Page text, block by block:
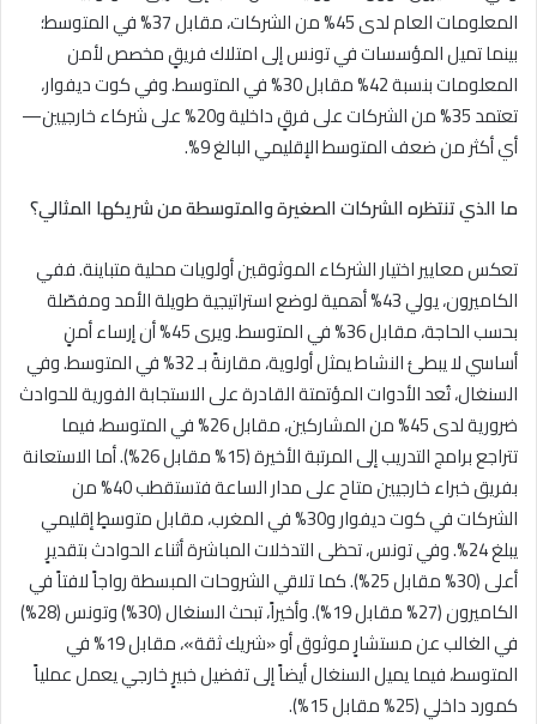
المعلومات العام لدى 45% من الشركات، مقابل 37% في المتوسط؛
بينما تميل المؤسسات في تونس إلى امتلاك فريقٍ مخصص لأمن
المعلومات بنسبة 42% مقابل 30% في المتوسط. وفي كوت ديفوار،
تعتمد 35% من الشركات على فرقٍ داخلية و20% على شركاء خارجيين—
أي أكثر من ضعف المتوسط الإقليمي البالغ 9%.
ما الذي تنتظره الشركات الصغيرة والمتوسطة من شريكها المثالي؟
تعكس معايير اختيار الشركاء الموثوقين أولويات محلية متباينة. ففي
الكاميرون، يولي 43% أهمية لوضع استراتيجية طويلة الأمد ومفصّلة
بحسب الحاجة، مقابل 36% في المتوسط. ويرى 45% أن إرساء أمنٍ
أساسي لا يبطئ النشاط يمثل أولوية، مقارنةً بـ 32% في المتوسط. وفي
السنغال، تُعد الأدوات المؤتمتة القادرة على الاستجابة الفورية للحوادث
ضرورية لدى 45% من المشاركين، مقابل 26% في المتوسط، فيما
تتراجع برامج التدريب إلى المرتبة الأخيرة (15% مقابل 26%). أما الاستعانة
بفريق خبراء خارجيين متاح على مدار الساعة فتستقطب 40% من
الشركات في كوت ديفوار و30% في المغرب، مقابل متوسطٍ إقليمي
يبلغ 24%. وفي تونس، تحظى التدخلات المباشرة أثناء الحوادث بتقديرٍ
أعلى (30% مقابل 25%). كما تلاقي الشروحات المبسطة رواجاً لافتاً في
الكاميرون (27% مقابل 19%). وأخيراً، تبحث السنغال (30%) وتونس (28%)
في الغالب عن مستشارٍ موثوق أو «شريك ثقة»، مقابل 19% في
المتوسط، فيما يميل السنغال أيضاً إلى تفضيل خبيرٍ خارجي يعمل عملياً
كمورد داخلي (25% مقابل 15%).